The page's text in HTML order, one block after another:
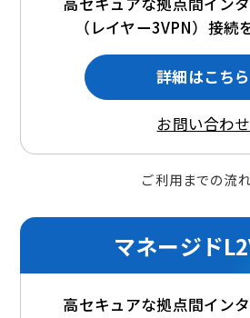
（レイヤー3VPN）接続
詳細はこちら
お問い合わせ
ご利用までの流れ
マネージド
高セキュアな拠点間イン